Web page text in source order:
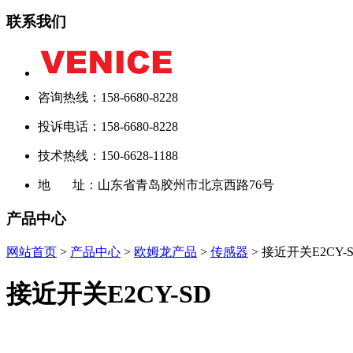
联系我们
咨询热线：158-6680-8228
投诉电话：158-6680-8228
技术热线：150-6628-1188
地 址：山东省青岛胶州市北京西路76号
产品中心
网站首页 > 产品中心 > 欧姆龙产品 > 传感器 > 接近开关E2CY-
接近开关E2CY-SD